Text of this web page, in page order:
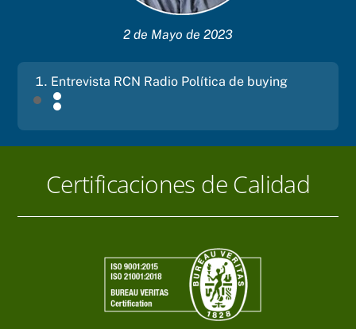
2 de Mayo de 2023
Entrevista RCN Radio Política de buying
Certificaciones de Calidad